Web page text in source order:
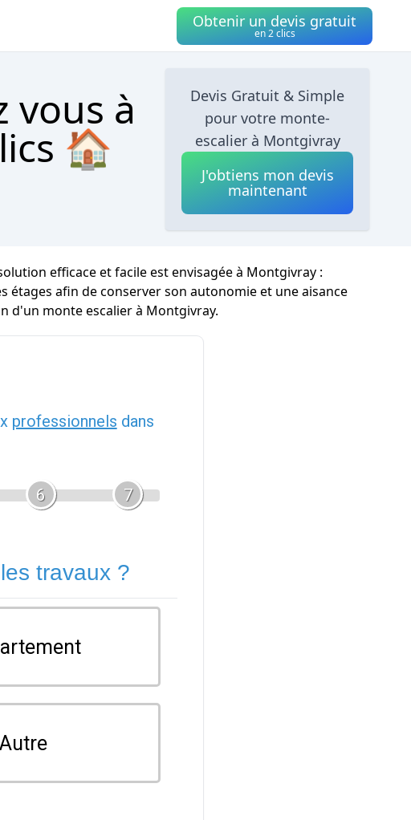
Obtenir un devis gratuit
en 2 clics
vous à
🏠
Devis Gratuit & Simple
pour votre monte-
escalier à Montgivray
J'obtiens mon devis
maintenant
efficace et facile est envisagée à Montgivray :
afin de conserver son autonomie et une aisance
d'un monte escalier à Montgivray.
professionnels dans
6 7
travaux ?
Autre